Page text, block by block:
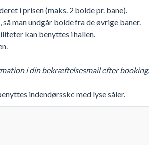
i prisen (maks. 2 bolde pr. bane).
man undgår bolde fra de øvrige baner.
kan benyttes i hallen.
i din bekræftelsesmail efter booking.
indendørssko med lyse såler.